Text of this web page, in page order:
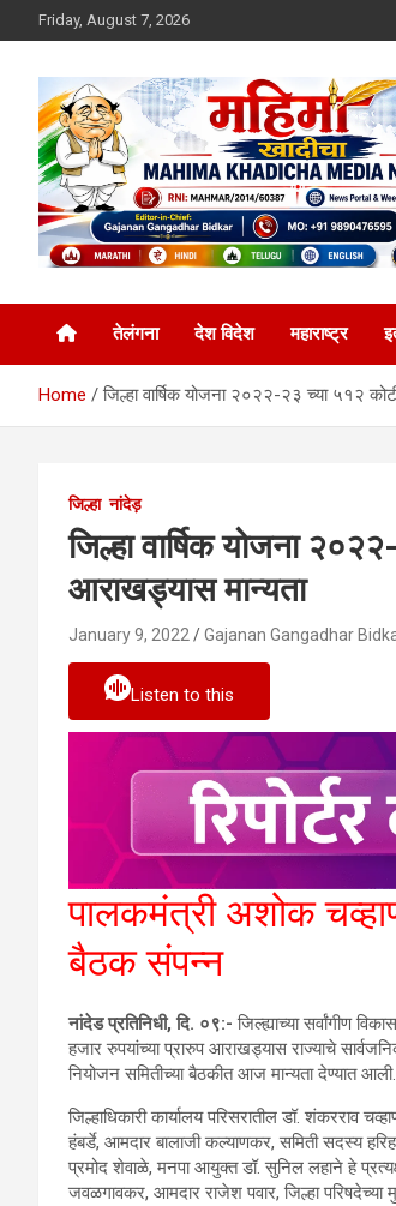
to
Friday, August 7, 2026
तेलंगना देश विदेश महाराष्ट्र
Home जिल्हा वार्षिक योजना २०२२-२३ च्या ५१२
जिल्हा नांदेड़
जिल्हा वार्षिक योजना
आराखड्यास मान्यता
January 9, 2022 Gajanan Gangadhar
Listen to this
पालकमंत्री अशोक
बैठक संपन्न
नांदेड प्रतिनिधी, दि. ०९:-जिल्ह्याच्या सर्वांगीण
हजार रुपयांच्या प्रारुप आराखड्यास राज्याचे
नियोजन समितीच्या बैठकीत आज मान्यता देण्यात आली.
जिल्हाधिकारी कार्यालय परिसरातील डॉ. शंकरराव
हंबर्डे, आमदार बालाजी कल्याणकर, समिती सदस्य
प्रमोद शेवाळे, मनपा आयुक्त डॉ. सुनिल लहाने हे
जवळगावकर, आमदार राजेश पवार, जिल्हा परिषदेच्या